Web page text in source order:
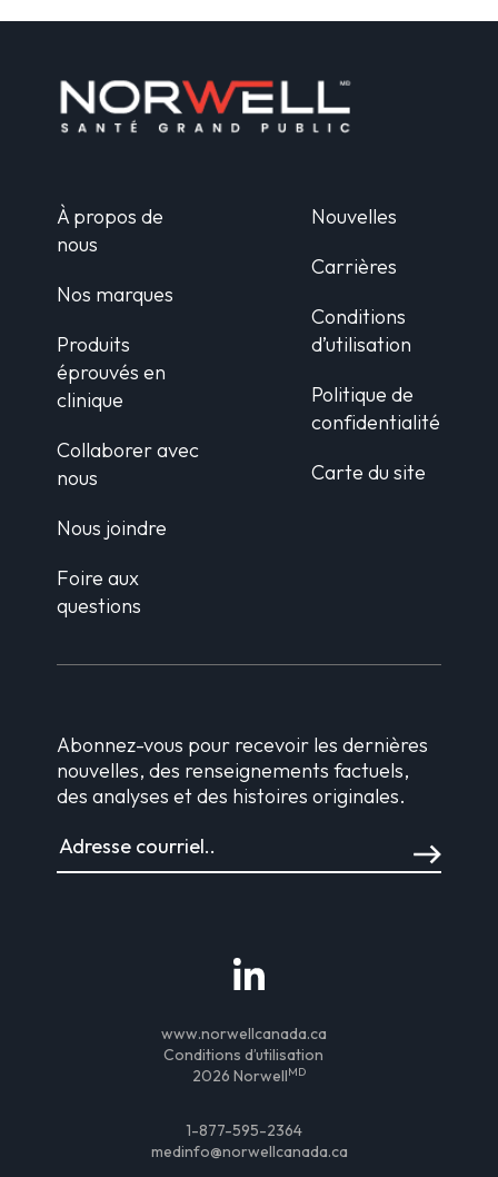
À propos de
nous
Nos marques
Produits
éprouvés en
clinique
Collaborer avec
nous
Nous joindre
Foire aux
questions
Nouvelles
Carrières
Conditions
d’utilisation
Politique de
confidentialité
Carte du site
Abonnez-vous pour recevoir les dernières
nouvelles, des renseignements factuels,
des analyses et des histoires originales.
www.norwellcanada.ca
Conditions d’utilisation
2026 NorwellMD
1-877-595-2364
medinfo@norwellcanada.ca